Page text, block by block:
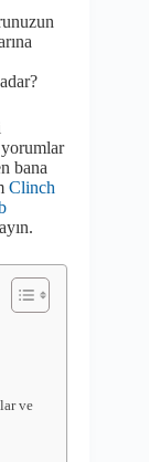
yorumlar
bana
Clinch
ve